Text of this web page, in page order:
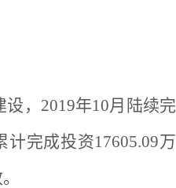
，2019年10月陆续完
完成投资17605.09万